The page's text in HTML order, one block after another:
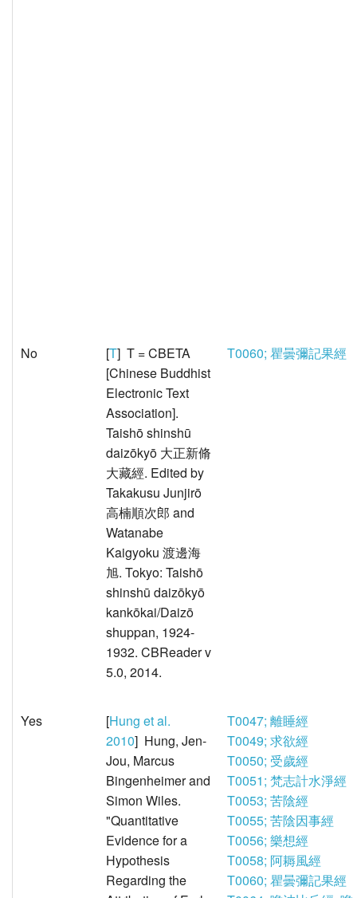
No [T] T = CBETA
[Chinese Buddhist
Electronic Text
Association].
Taishō shinshū
daizōkyō 大正新脩
大藏經. Edited by
Takakusu Junjirō
高楠順次郎 and
Watanabe
Kaigyoku 渡邊海
旭. Tokyo: Taishō
shinshū daizōkyō
kankōkai/Daizō
shuppan, 1924-
1932. CBReader v
5.0, 2014.
T0060; 瞿曇彌記果經
Yes [Hung et al.
2010] Hung, Jen-
Jou, Marcus
Bingenheimer and
Simon Wiles.
"Quantitative
Evidence for a
Hypothesis
Regarding the
T0047; 離睡經
T0049; 求欲經
T0050; 受歲經
T0051; 梵志計水淨經
T0053; 苦陰經
T0055; 苦陰因事經
T0056; 樂想經
T0058; 阿耨風經
T0060; 瞿曇彌記果經